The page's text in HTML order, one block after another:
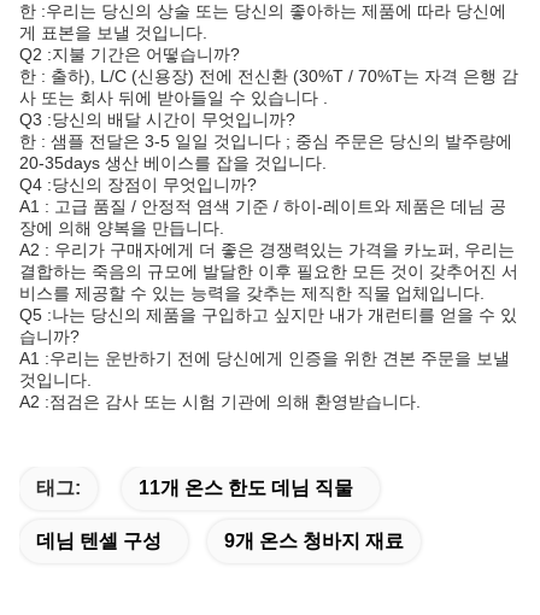
한 :우리는 당신의 상술 또는 당신의 좋아하는 제품에 따라 당신에
게 표본을 보낼 것입니다.
Q2 :지불 기간은 어떻습니까?
한 : 출하), L/C (신용장) 전에 전신환 (30%T / 70%T는 자격 은행 감
사 또는 회사 뒤에 받아들일 수 있습니다 .
Q3 :당신의 배달 시간이 무엇입니까?
한 : 샘플 전달은 3-5 일일 것입니다 ; 중심 주문은 당신의 발주량에
20-35days 생산 베이스를 잡을 것입니다.
Q4 :당신의 장점이 무엇입니까?
A1 : 고급 품질 / 안정적 염색 기준 / 하이-레이트와 제품은 데님 공
장에 의해 양복을 만듭니다.
A2 : 우리가 구매자에게 더 좋은 경쟁력있는 가격을 카노퍼, 우리는
결합하는 죽음의 규모에 발달한 이후 필요한 모든 것이 갖추어진 서
비스를 제공할 수 있는 능력을 갖추는 제직한 직물 업체입니다.
Q5 :나는 당신의 제품을 구입하고 싶지만 내가 개런티를 얻을 수 있
습니까?
A1 :우리는 운반하기 전에 당신에게 인증을 위한 견본 주문을 보낼
것입니다.
A2 :점검은 감사 또는 시험 기관에 의해 환영받습니다.
태그: 11개 온스 한도 데님 직물
데님 텐셀 구성 9개 온스 청바지 재료